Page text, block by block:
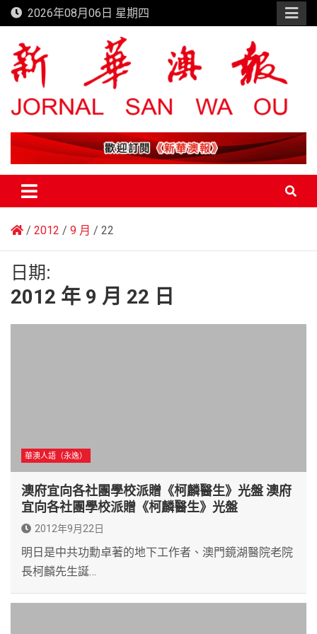
Skip
to
content
2026年08月06日 星期四
新華澳報
2012 9 月 22
日期:
2012 年 9 月 22 日
華澳人語（永逸）
澳府宜向各社團學校派贈《柯麟醫生》光盤 澳府
宜向各社團學校派贈《柯麟醫生》光盤
2012年9月22日
明日是中共功勳卓著的地下工作者、澳門鏡湖醫院老院
長柯麟先生誕…